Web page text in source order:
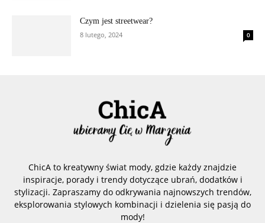
Czym jest streetwear?
8 lutego, 2024
0
ChicA to kreatywny świat mody, gdzie każdy znajdzie
inspiracje, porady i trendy dotyczące ubrań, dodatków i
stylizacji. Zapraszamy do odkrywania najnowszych trendów,
eksplorowania stylowych kombinacji i dzielenia się pasją do
mody!